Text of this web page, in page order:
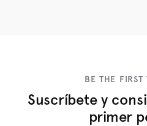
BE THE
Suscríbete y
primer